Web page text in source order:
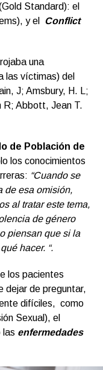
Standard): el
y el Conflict
una
las víctimas) del
J; Amsbury, H. L;
R; Abbott, Jean T.
de Población de
los conocimientos
“Cuando se
de esa omisión,
al tratar este tema,
de género
piensan que si la
hacer. “.
los pacientes
dejar de preguntar,
difíciles, como
Sexual), el
enfermedades